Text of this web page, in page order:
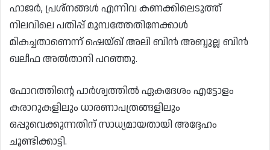
ഹാജർ, പ്രശ്നങ്ങൾ എന്നിവ കണക്കിലെടുത്ത്
നിലവിലെ പതിപ്പ് മുമ്പത്തേതിനേക്കാൾ
മികച്ചതാണെന്ന് ഷെയ്ഖ് അലി ബിൻ അബ്ദുല്ല ബിൻ
ഖലീഫ അൽതാനി പറഞ്ഞു.
ഫോറത്തിന്റെ പാർശ്വത്തിൽ ഏകദേശം എട്ടോളം
കരാറുകളിലും ധാരണാപത്രങ്ങളിലും
ഒപ്പുവെക്കുന്നതിന് സാധ്യമായതായി അദ്ദേഹം
ചൂണ്ടിക്കാട്ടി.